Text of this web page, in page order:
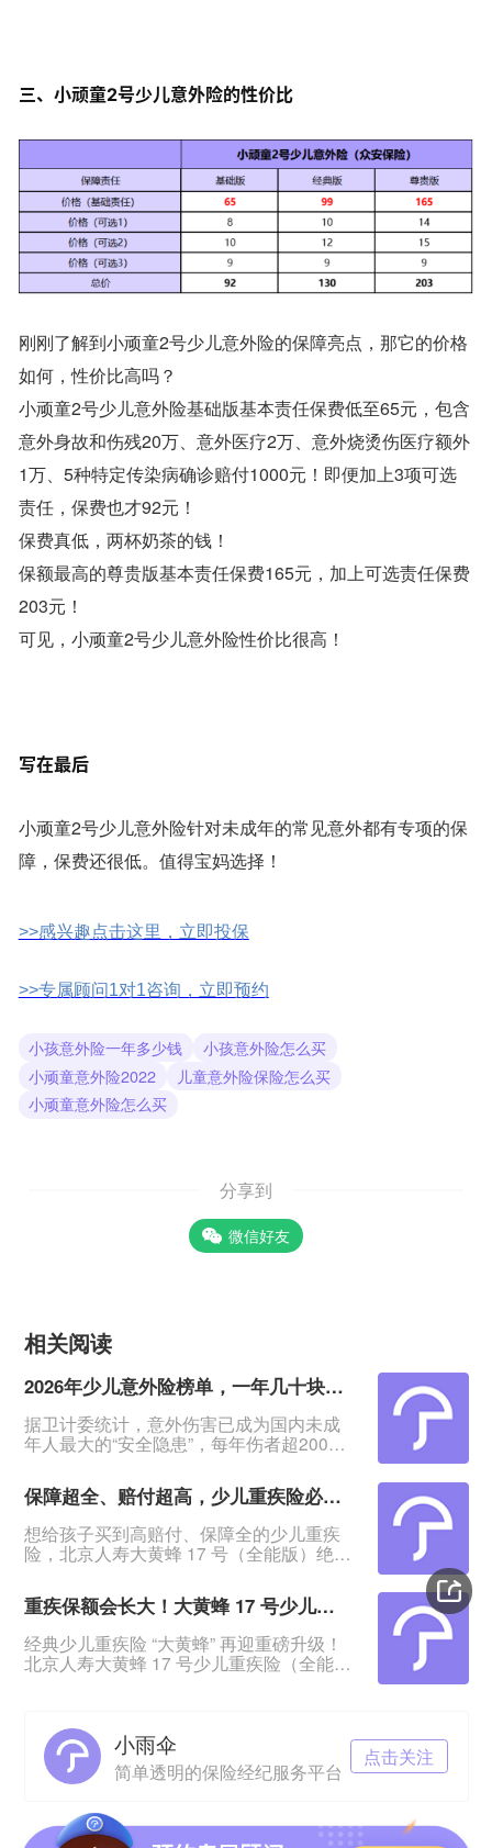
三、小顽童2号少儿意外险的性价比
刚刚了解到小顽童2号少儿意外险的保障亮点，那它的价格
如何，性价比高吗？
小顽童2号少儿意外险基础版基本责任保费低至65元，包含
意外身故和伤残20万、意外医疗2万、意外烧烫伤医疗额外
1万、5种特定传染病确诊赔付1000元！即便加上3项可选
责任，保费也才92元！
保费真低，两杯奶茶的钱！
保额最高的尊贵版基本责任保费165元，加上可选责任保费
203元！
可见，小顽童2号少儿意外险性价比很高！
写在最后
小顽童2号少儿意外险针对未成年的常见意外都有专项的保
障，保费还很低。值得宝妈选择！
>>感兴趣点击这里，立即投保
>>专属顾问1对1咨询，立即预约
小孩意外险一年多少钱
小孩意外险怎么买
小顽童意外险2022
儿童意外险保险怎么买
小顽童意外险怎么买
分享到
微信好友
相关阅读
2026年少儿意外险榜单，一年几十块搞定孩子意外保障
据卫计委统计，意外伤害已成为国内未成
年人最大的“安全隐患”，每年伤者超2000
怎么保护孩子？&nbsp;其实一份几十块钱
一年的意外险，就能报销孩子意外医疗
费，还提供意外身故/伤残赔付，给孩子一
份确定保障。&nbsp;今日这2款意外险，低
至一年78元起，保障覆盖孩子大小意外风
适
保障超全、赔付超高，少儿重疾险必看大黄蜂17号（全能版）
想给孩子买到高赔付、保障全的少儿重疾
险，北京人寿大黄蜂 17 号（全能版）绝对
疾、少儿特疾、罕见病，还把赔付比例拉
到新高度 ——首次重疾最高多赔 108% 基
本保额，白血病最高可赔 608% 基本保
额，买 50 万保额最高能赔 304 万，堪称
少儿重疾险里的 “赔付天花板”！今天就从
重疾保额会长大！大黄蜂 17 号少儿重疾险（全能版）升级上线，保障与性价比全测评
经典少儿重疾险 “大黄蜂” 再迎重磅升级！
北京人寿大黄蜂 17 号少儿重疾险（全能
圈热议的爆款。很多家长都在问：这款新
品到底好在哪？升级后值不值得给孩子入
手？今天就从保障责任、核心亮点、价格
这款少儿重疾险的真面
小雨伞
简单透明的保险经纪服务平台
点击关注